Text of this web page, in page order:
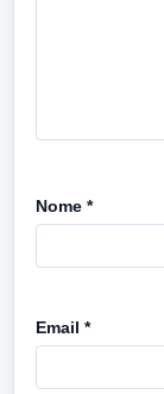
Nome *
Email *